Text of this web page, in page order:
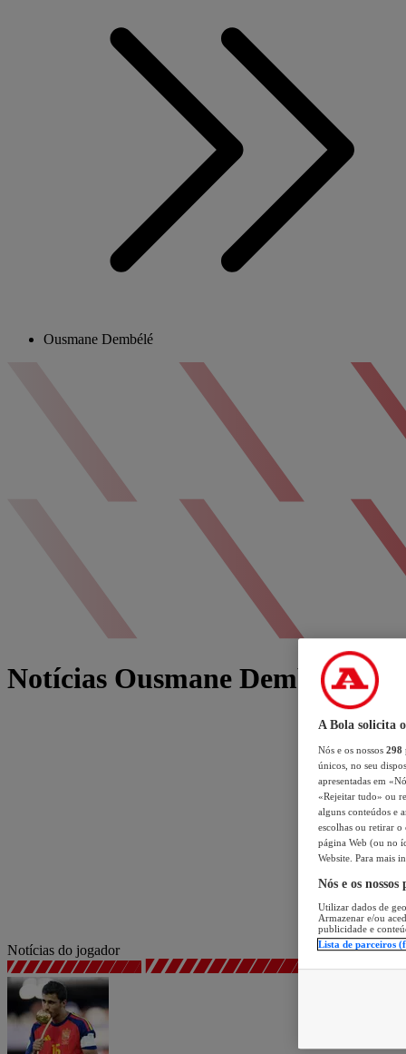
Ousmane Dembélé
Notícias Ousmane Dembélé
Notícias do jogador
A Bola solicita
Nós e os nossos 298
únicos, no seu
apresentadas em
«Rejeitar tudo» ou
alguns conteúdos e
escolhas ou retirar
página Web (ou no
Website. Para mais
Nós e os
Utilizar dados de
Armazenar e/ou
publicidade e
Lista de parceiros